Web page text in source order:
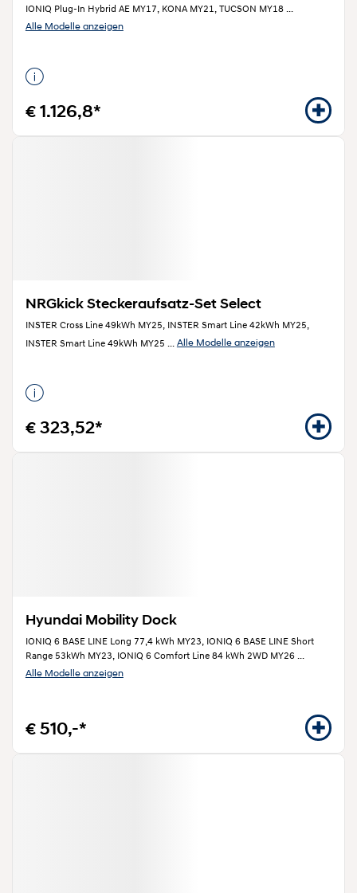
IONIQ Plug-In Hybrid AE MY17, KONA MY21, TUCSON MY18 ...
Alle Modelle anzeigen
€ 1.126,8*
NRGkick Steckeraufsatz-Set Select
INSTER Cross Line 49kWh MY25, INSTER Smart Line 42kWh MY25,
INSTER Smart Line 49kWh MY25
Alle Modelle anzeigen
€ 323,52*
Hyundai Mobility Dock
IONIQ 6 BASE LINE Long 77,4 kWh MY23, IONIQ 6 BASE LINE Short
Range 53kWh MY23, IONIQ 6 Comfort Line 84 kWh 2WD MY26 ...
Alle Modelle anzeigen
€ 510,-*